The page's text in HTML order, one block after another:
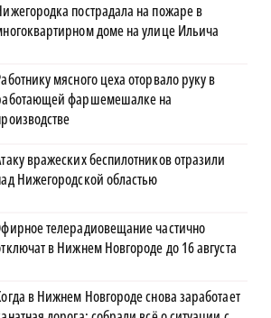
пострадала на пожаре в
доме на улице Ильича
мясного цеха оторвало руку в
фаршемешалке на
вражеских беспилотников отразили
Нижегородской областью
телерадиовещание частично
в Нижнем Новгороде до 16 августа
в Нижнем Новгороде снова заработает